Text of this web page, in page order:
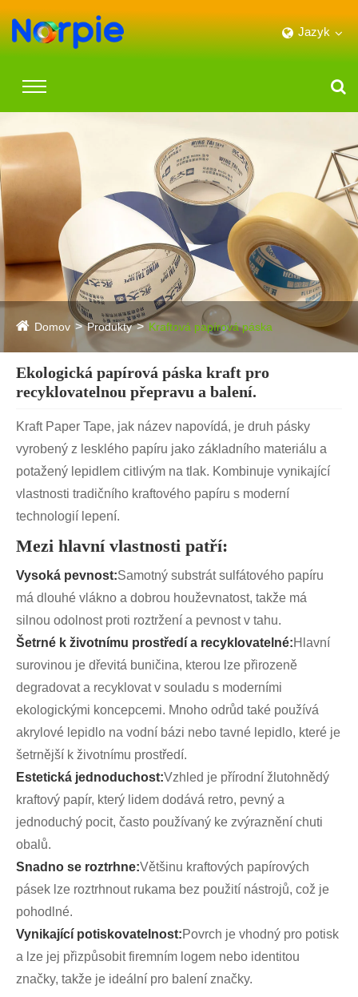
Jazyk
Domov Produkty Kraftová papírová páska
Ekologická papírová páska kraft pro
recyklovatelnou přepravu a balení.
Kraft Paper Tape, jak název napovídá, je druh pásky
vyrobený z lesklého papíru jako základního materiálu a
potažený lepidlem citlivým na tlak. Kombinuje vynikající
vlastnosti tradičního kraftového papíru s moderní
technologií lepení.
Mezi hlavní vlastnosti patří:
Vysoká pevnost:Samotný substrát sulfátového papíru
má dlouhé vlákno a dobrou houževnatost, takže má
silnou odolnost proti roztržení a pevnost v tahu.
Šetrné k životnímu prostředí a recyklovatelné:Hlavní
surovinou je dřevitá buničina, kterou lze přirozeně
degradovat a recyklovat v souladu s moderními
ekologickými koncepcemi. Mnoho odrůd také používá
akrylové lepidlo na vodní bázi nebo tavné lepidlo, které je
šetrnější k životnímu prostředí.
Estetická jednoduchost:Vzhled je přírodní žlutohnědý
kraftový papír, který lidem dodává retro, pevný a
jednoduchý pocit, často používaný ke zvýraznění chuti
obalů.
Snadno se roztrhne:Většinu kraftových papírových
pásek lze roztrhnout rukama bez použití nástrojů, což je
pohodlné.
Vynikající potiskovatelnost:Povrch je vhodný pro potisk
a lze jej přizpůsobit firemním logem nebo identitou
značky, takže je ideální pro balení značky.